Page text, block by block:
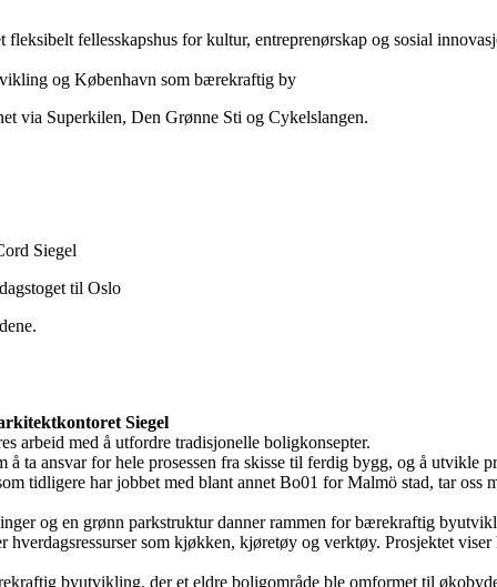
fellesskapshus for kultur, entreprenørskap og sosial
og København som bærekraftig by
via Superkilen, Den Grønne Sti og Cykelslangen.
Siegel
til Oslo
Siegel
arbeid med å utfordre tradisjonelle boligkonsepter.
ta ansvar for hele prosessen fra skisse til ferdig bygg, og å utvikle
tidligere har jobbet med blant annet Bo01 for Malmö stad, tar oss
og en grønn parkstruktur danner rammen for bærekraftig
hverdagsressurser som kjøkken, kjøretøy og verktøy. Prosjektet
byutvikling, der et eldre boligområde ble omformet til